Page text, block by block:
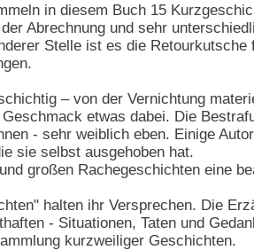
in diesem Buch 15
Abrechnung und sehr
Stelle ist es die
– von der Vernichtung
etwas dabei. Die
- sehr weiblich eben. Einige
sie selbst ausgehoben hat.
großen Rachegeschichten eine
halten ihr Versprechen. Die
- Situationen, Taten und
kurzweiliger Geschichten.